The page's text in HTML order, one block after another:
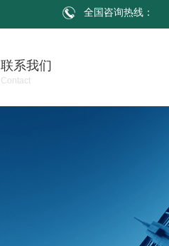
全国咨询热线：
联系我们
Contact